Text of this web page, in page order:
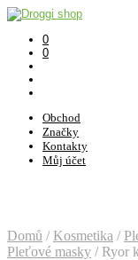
0
0
Obchod
Značky
Kontakty
Můj účet
Domů / Kosmetika /
Pleťové masky /Ryor